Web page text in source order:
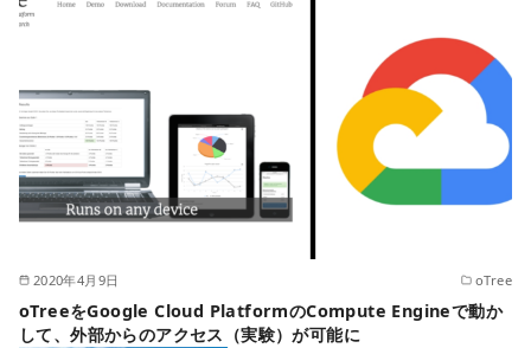
2020年4月9日 oTree
oTreeをGoogle Cloud PlatformのCompute Engineで動か
して、外部からのアクセス（実験）が可能に